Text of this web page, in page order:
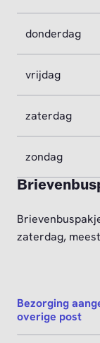
donderdag
vrijdag
zaterdag
zondag
zaterdag,
Bezorging
overige post